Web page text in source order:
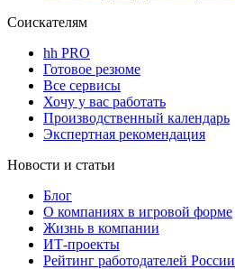
Соискателям
hh PRO
Готовое резюме
Все сервисы
Хочу у вас работать
Производственный календарь
Экспертная рекомендация
Новости и статьи
Блог
О компаниях в игровой форме
Жизнь в компании
ИТ-проекты
Рейтинг работодателей России